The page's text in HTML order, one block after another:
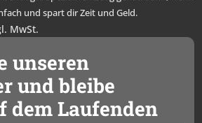
und spart dir Zeit und Geld.
MwSt.
unseren
und bleibe
dem Laufenden